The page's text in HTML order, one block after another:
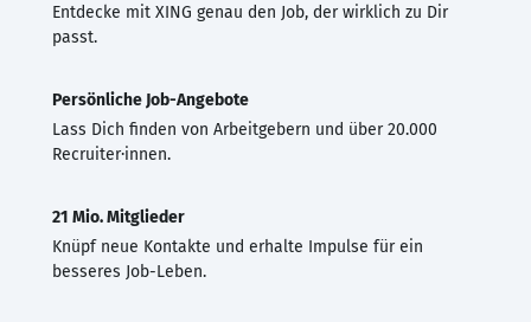
Entdecke mit XING genau den Job, der wirklich zu Dir
passt.
Persönliche Job-Angebote
Lass Dich finden von Arbeitgebern und über 20.000
Recruiter·innen.
21 Mio. Mitglieder
Knüpf neue Kontakte und erhalte Impulse für ein
besseres Job-Leben.